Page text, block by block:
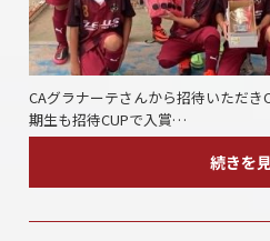
CAグラナーテさんから招待いただ
期生も招待CUPで入賞…
続きを